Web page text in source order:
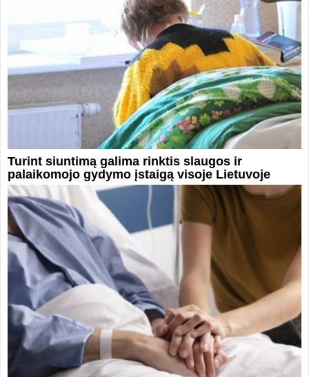
Turint siuntimą galima rinktis slaugos ir
palaikomojo gydymo įstaigą visoje Lietuvoje